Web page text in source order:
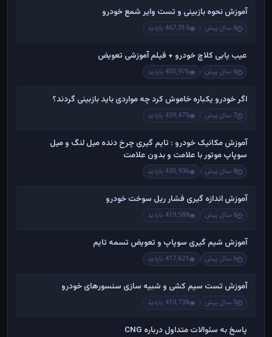
آموزش نحوه بازبینی و تست وایر شمع خودرو
6 سال پیش 467,313 بازدید
عیب یابی کلاچ خودرو + فیلم آموزشی تعویض
6 سال پیش 455,976 بازدید
اگر خودرو یکباره خاموش کرد چه مواردی باید بازبینی گردند؟
7 سال پیش 439,475 بازدید
آموزش مکانیک خودرو : تایم گیری چرخ دنده میل لنگ و میل
سوپاپ موتور با علامت و بدون علامت
8 سال پیش 435,936 بازدید
آموزش اندازه گیری فشار ریل سوخت خودرو
6 سال پیش 419,588 بازدید
آموزش شیم گیری سوپاپ و تعویض تسمه تایم
6 سال پیش 417,621 بازدید
آموزش تست سیم کشی و شبیه سازی سنسورهای خودرو
5 سال پیش 413,738 بازدید
پاسخ به سئوالات متداول درباره CNG